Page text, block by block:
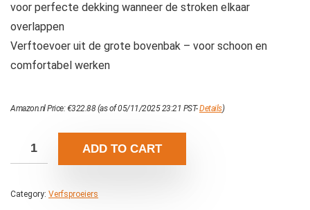
voor perfecte dekking wanneer de stroken elkaar
overlappen
Verftoevoer uit de grote bovenbak – voor schoon en
comfortabel werken
Amazon.nl Price:€322.88(as of 05/11/2025 23:21 PST-Details)
ADD TO CART
Category: Verfsproeiers